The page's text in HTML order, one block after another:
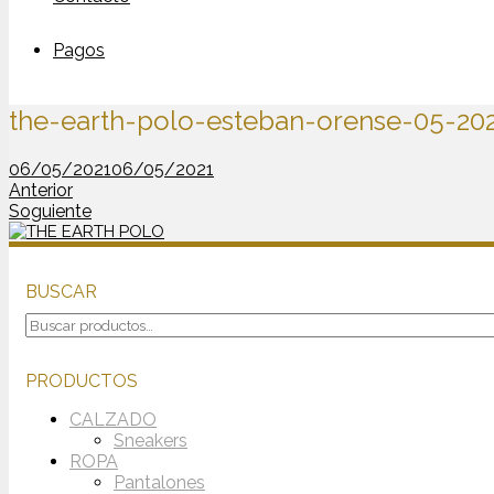
Pagos
the-earth-polo-esteban-orense-05-
06/05/202106/05/2021
Anterior
Soguiente
BUSCAR
Buscar
por:
PRODUCTOS
CALZADO
Sneakers
ROPA
Pantalones